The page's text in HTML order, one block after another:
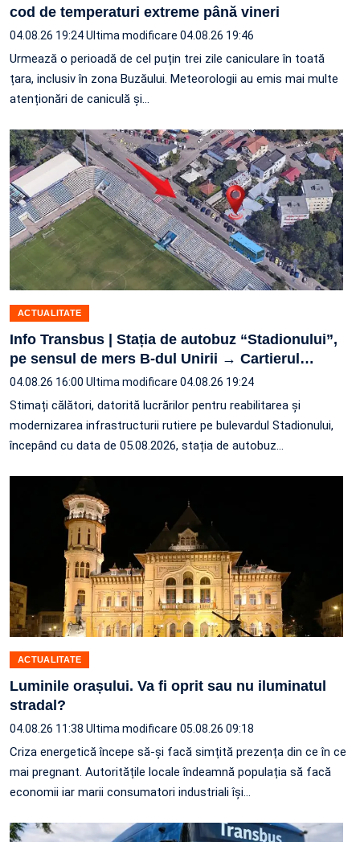
cod de temperaturi extreme până vineri
04.08.26 19:24Ultima modificare 04.08.26 19:46
Urmează o perioadă de cel puțin trei zile caniculare în toată
țara, inclusiv în zona Buzăului. Meteorologii au emis mai multe
atenționări de caniculă și…
ACTUALITATE
Info Transbus | Stația de autobuz “Stadionului”,
pe sensul de mers B-dul Unirii → Cartierul …
04.08.26 16:00 Ultima modificare 04.08.26 19:24
Stimați călători, datorită lucrărilor pentru reabilitarea și
modernizarea infrastructurii rutiere pe bulevardul Stadionului,
începând cu data de 05.08.2026, stația de autobuz…
ACTUALITATE
Luminile orașului. Va fi oprit sau nu iluminatul
stradal?
04.08.26 11:38 Ultima modificare 05.08.26 09:18
Criza energetică începe să-și facă simțită prezența din ce în ce
mai pregnant. Autoritățile locale îndeamnă populația să facă
economii iar marii consumatori industriali își…